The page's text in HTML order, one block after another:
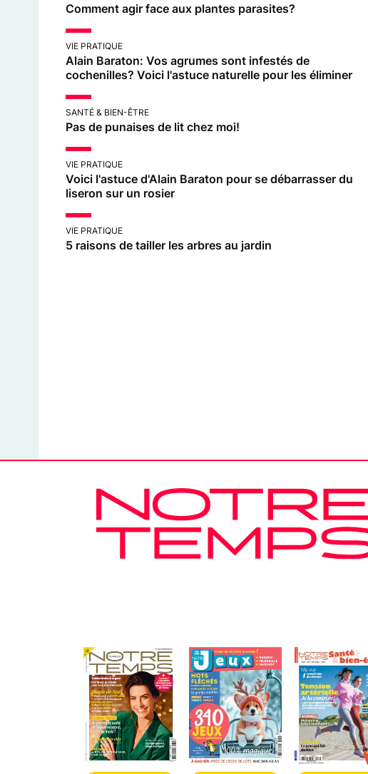
Comment agir face aux plantes parasites?
VIE PRATIQUE
Alain Baraton: Vos agrumes sont infestés de
cochenilles? Voici l'astuce naturelle pour les éliminer
SANTÉ & BIEN-ÊTRE
Pas de punaises de lit chez moi!
VIE PRATIQUE
Voici l'astuce d'Alain Baraton pour se débarrasser du
liseron sur un rosier
VIE PRATIQUE
5 raisons de tailler les arbres au jardin